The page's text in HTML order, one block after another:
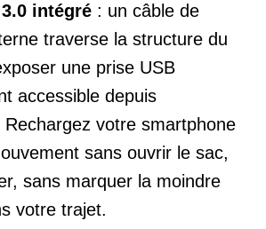
intégré : un câble de
traverse la structure du
une prise USB
accessible depuis
Rechargez votre smartphone
sans ouvrir le sac,
sans marquer la moindre
votre trajet.